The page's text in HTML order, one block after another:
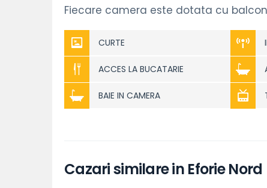
Fiecare camera este dotata cu
CURTE
ACCES LA BUCATARIE
BAIE IN CAMERA
Cazari similare in Eforie Nord